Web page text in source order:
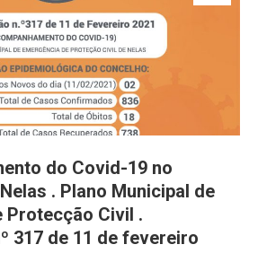
do Covid-19 no
. Plano Municipal de
Protecção Civil .
317 de 11 de fevereiro